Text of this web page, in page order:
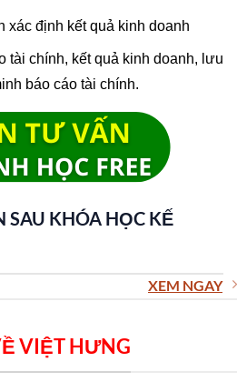
xác định kết quả kinh doanh
tài chính, kết quả kinh doanh, lưu
báo cáo tài chính.
SAU KHÓA HỌC KẾ
XEM NGAY
VIỆT HƯNG